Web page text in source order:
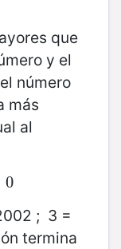
que
y el
número
más
al
0
; 3 =
termina